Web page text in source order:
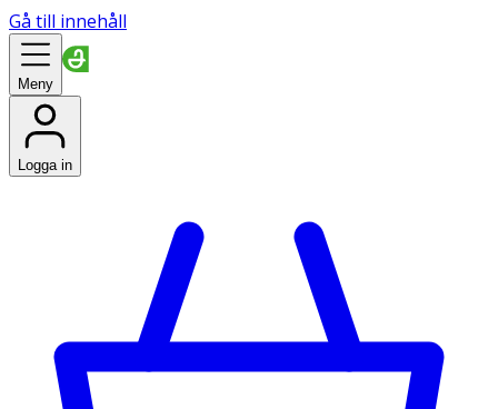
Gå till innehåll
Meny
Logga in